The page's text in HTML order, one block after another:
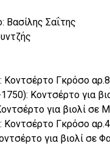
Βασίλης Σαΐτης
Γκρόσο
Κοντσέρτο για
για βιολί σε
Γκρόσο
για βιολί σε